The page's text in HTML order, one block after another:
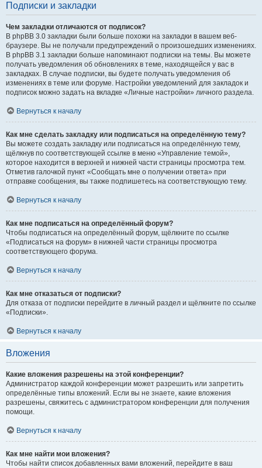
Подписки и закладки
Чем закладки отличаются от подписок?
В phpBB 3.0 закладки были больше похожи на закладки в вашем веб-
браузере. Вы не получали предупреждений о произошедших изменениях.
В phpBB 3.1 закладки больше напоминают подписки на темы. Вы можете
получать уведомления об обновлениях в теме, находящейся у вас в
закладках. В случае подписки, вы будете получать уведомления об
изменениях в теме или форуме. Настройки уведомлений для закладок и
подписок можно задать на вкладке «Личные настройки» личного раздела.
Вернуться к началу
Как мне сделать закладку или подписаться на определённую тему?
Вы можете создать закладку или подписаться на определённую тему,
щёлкнув по соответствующей ссылке в меню «Управление темой»,
которое находится в верхней и нижней части страницы просмотра тем.
Отметив галочкой пункт «Сообщать мне о получении ответа» при
отправке сообщения, вы также подпишетесь на соответствующую тему.
Вернуться к началу
Как мне подписаться на определённый форум?
Чтобы подписаться на определённый форум, щёлкните по ссылке
«Подписаться на форум» в нижней части страницы просмотра
соответствующего форума.
Вернуться к началу
Как мне отказаться от подписки?
Для отказа от подписки перейдите в личный раздел и щёлкните по ссылке
«Подписки».
Вернуться к началу
Вложения
Какие вложения разрешены на этой конференции?
Администратор каждой конференции может разрешить или запретить
определённые типы вложений. Если вы не знаете, какие вложения
разрешены, свяжитесь с администратором конференции для получения
помощи.
Вернуться к началу
Как мне найти мои вложения?
Чтобы найти список добавленных вами вложений, перейдите в ваш